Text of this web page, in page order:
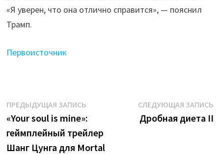
«Я уверен, что она отлично справится», — пояснил
Трамп.
Первоисточник
Навигация
по
записям
ПРЕДЫДУЩАЯ ЗАПИСЬПредыдущая
запись:
«Your soul is mine»:
геймплейный трейлер
Шанг Цунга для Mortal
СЛЕДУЮЩАЯ ЗАПИСЬ
Дробная диета II